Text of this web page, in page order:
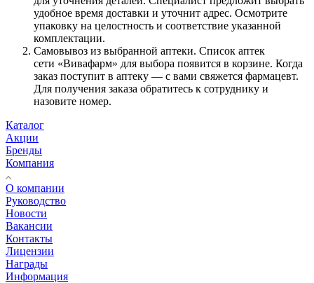
удобное время доставки и уточнит адрес. Осмотрите
упаковку на целостность и соответствие указанной
комплектации.
Самовывоз из выбранной аптеки. Список аптек
сети «Вивафарм» для выбора появится в корзине. Когда
заказ поступит в аптеку — с вами свяжется фармацевт.
Для получения заказа обратитесь к сотруднику и
назовите номер.
Каталог
Акции
Бренды
Компания
О компании
Руководство
Новости
Вакансии
Контакты
Лицензии
Награды
Информация